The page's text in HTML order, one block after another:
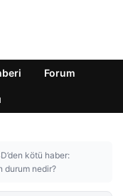
Forum
kötü haber:
durum nedir?